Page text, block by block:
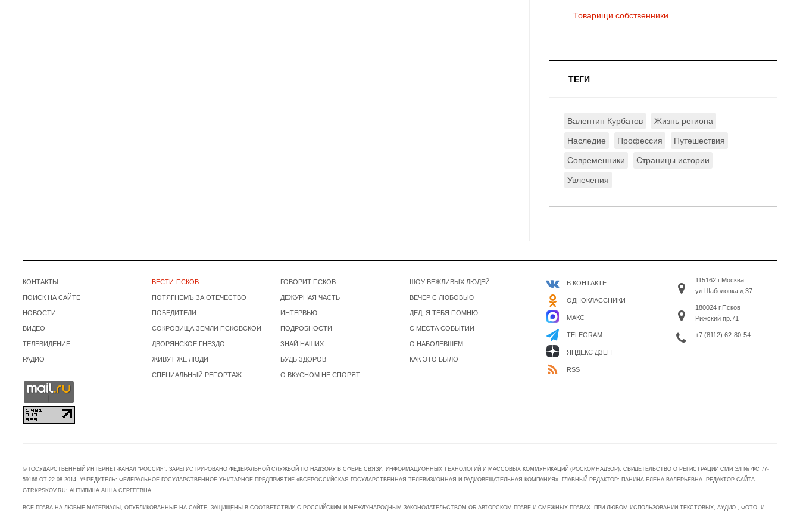
Товарищи собственники
ТЕГИ
Валентин Курбатов Жизнь региона
Наследие Профессия Путешествия
Современники Страницы истории
Увлечения
КОНТАКТЫ
ПОИСК НА САЙТЕ
НОВОСТИ
ВИДЕО
ТЕЛЕВИДЕНИЕ
РАДИО
ВЕСТИ-ПСКОВ
ПОТЯГНЕМЪ ЗА ОТЕЧЕСТВО
ПОБЕДИТЕЛИ
СОКРОВИЩА ЗЕМЛИ ПСКОВСКОЙ
ДВОРЯНСКОЕ ГНЕЗДО
ЖИВУТ ЖЕ ЛЮДИ
СПЕЦИАЛЬНЫЙ РЕПОРТАЖ
ГОВОРИТ ПСКОВ
ДЕЖУРНАЯ ЧАСТЬ
ИНТЕРВЬЮ
ПОДРОБНОСТИ
ЗНАЙ НАШИХ
БУДЬ ЗДОРОВ
О ВКУСНОМ НЕ СПОРЯТ
ШОУ ВЕЖЛИВЫХ ЛЮДЕЙ
ВЕЧЕР С ЛЮБОВЬЮ
ДЕД, Я ТЕБЯ ПОМНЮ
С МЕСТА СОБЫТИЙ
О НАБОЛЕВШЕМ
КАК ЭТО БЫЛО
В КОНТАКТЕ
ОДНОКЛАССНИКИ
МАКС
TELEGRAM
ЯНДЕКС ДЗЕН
RSS
115162 г.Москва
ул.Шаболовка д.37
180024 г.Псков
Рижский пр.71
+7 (8112) 62-80-54
© ГОСУДАРСТВЕННЫЙ ИНТЕРНЕТ-КАНАЛ "РОССИЯ". ЗАРЕГИСТРИРОВАНО ФЕДЕРАЛЬНОЙ СЛУЖБОЙ ПО НАДЗОРУ В СФЕРЕ СВЯЗИ, ИНФОРМАЦИОННЫХ ТЕХНОЛОГИЙ И МАССОВЫХ КОММУНИКАЦИЙ (РОСКОМНАДЗОР). СВИДЕТЕЛЬСТВО О РЕГИСТРАЦИИ СМИ ЭЛ № ФС 77-
59166 ОТ 22.08.2014. УЧРЕДИТЕЛЬ: ФЕДЕРАЛЬНОЕ ГОСУДАРСТВЕННОЕ УНИТАРНОЕ ПРЕДПРИЯТИЕ «ВСЕРОССИЙСКАЯ ГОСУДАРСТВЕННАЯ ТЕЛЕВИЗИОННАЯ И РАДИОВЕЩАТЕЛЬНАЯ КОМПАНИЯ». ГЛАВНЫЙ РЕДАКТОР: ПАНИНА ЕЛЕНА ВАЛЕРЬЕВНА. РЕДАКТОР САЙТА
GTRKPSKOV.RU: АНТИПИНА АННА СЕРГЕЕВНА.
ВСЕ ПРАВА НА ЛЮБЫЕ МАТЕРИАЛЫ, ОПУБЛИКОВАННЫЕ НА САЙТЕ, ЗАЩИЩЕНЫ В СООТВЕТСТВИИ С РОССИЙСКИМ И МЕЖДУНАРОДНЫМ ЗАКОНОДАТЕЛЬСТВОМ ОБ АВТОРСКОМ ПРАВЕ И СМЕЖНЫХ ПРАВАХ. ПРИ ЛЮБОМ ИСПОЛЬЗОВАНИИ ТЕКСТОВЫХ, АУДИО-, ФОТО- И